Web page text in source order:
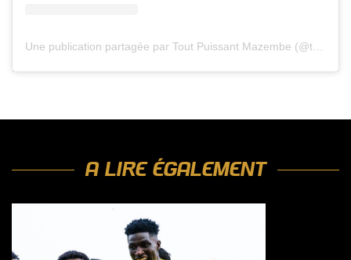
Une publication partagée par Tout Puissant Mazembe (@tpmazembeofficiel)
A LIRE ÉGALEMENT